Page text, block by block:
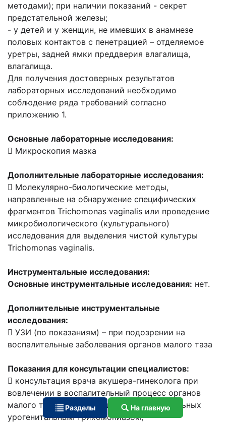
методами); при наличии показаний - секрет
предстательной железы;
- у детей и у женщин, не имевших в анамнезе
половых контактов с пенетрацией – отделяемое
уретры, задней ямки преддверия влагалища,
влагалища.
Для получения достоверных результатов
лабораторных исследований необходимо
соблюдение ряда требований согласно
приложению 1.
Основные лабораторные исследования:
 Микроскопия мазка
Дополнительные лабораторные исследования:
 Молекулярно-биологические методы,
направленные на обнаружение специфических
фрагментов Trichomonas vaginalis или проведение
микробиологического (культурального)
исследования для выделения чистой культуры
Trichomonas vaginalis.
Инструментальные исследования:
Основные инструментальные исследования: нет.
Дополнительные инструментальные
исследования:
 УЗИ (по показаниям) – при подозрении на
воспалительные заболевания органов малого таза
Показания для консультации специалистов:
 консультация врача акушера-гинеколога при
вовлечении в воспалительный процесс органов
малого таза, при ведении беременных, больных
урогенитальным трихомониазом;
Разделы На главную